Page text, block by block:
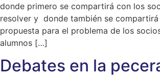
donde primero se compartirá con los
resolver y donde también se
propuesta para el problema de los
alumnos […]
Debates en la